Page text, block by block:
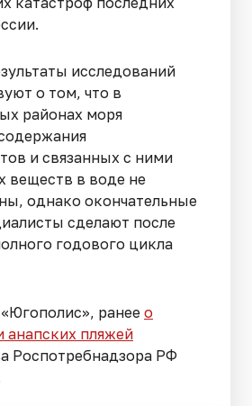
исследований
о том, что в
районах моря
и связанных с ними
веществ в воде не
однако окончательные
сделают после
годового цикла
ранеео
анапских пляжей
Роспотребнадзора РФ